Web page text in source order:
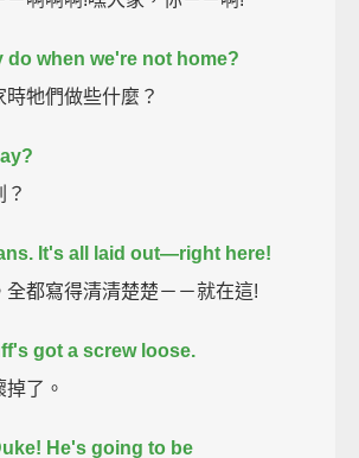
do when we're not home?
牠們做些什麼？
It's all laid out—right here!
全都寫得清清楚楚－－就在這!
got a screw loose.
了。
He's going to be